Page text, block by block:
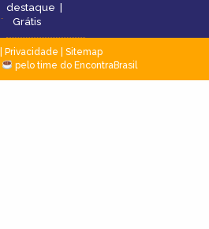
destaque
Grátis
Privacidade
Sitemap
pelo time do EncontraBrasil